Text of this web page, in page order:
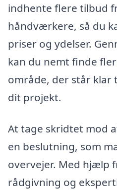
indhente flere tilbud
håndværkere, så du
priser og ydelser.
kan du nemt finde
område, der står klar
dit projekt.
At tage skridtet mod
en beslutning, som
overvejer. Med hjælp
rådgivning og